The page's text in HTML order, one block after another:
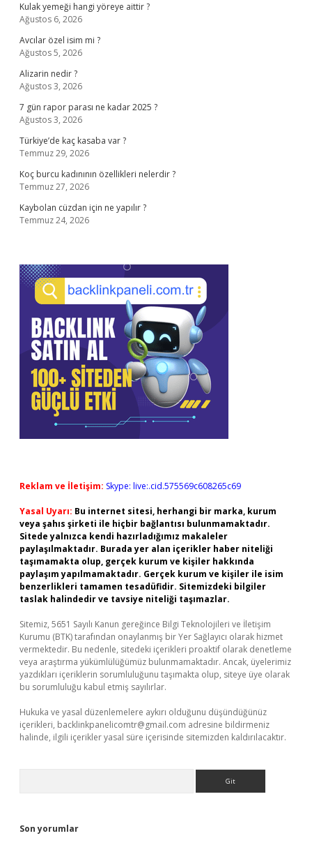
Kulak yemeği hangi yöreye aittir ?
Ağustos 6, 2026
Avcılar özel isim mi ?
Ağustos 5, 2026
Alizarin nedir ?
Ağustos 3, 2026
7 gün rapor parası ne kadar 2025 ?
Ağustos 3, 2026
Türkiye’de kaç kasaba var ?
Temmuz 29, 2026
Koç burcu kadınının özellikleri nelerdir ?
Temmuz 27, 2026
Kaybolan cüzdan için ne yapılır ?
Temmuz 24, 2026
Reklam ve İletişim: Skype: live:.cid.575569c608265c69
Yasal Uyarı: Bu internet sitesi, herhangi bir marka, kurum
veya şahıs şirketi ile hiçbir bağlantısı bulunmamaktadır.
Sitede yalnızca kendi hazırladığımız makaleler
paylaşılmaktadır. Burada yer alan içerikler haber niteliği
taşımamakta olup, gerçek kurum ve kişiler hakkında
paylaşım yapılmamaktadır. Gerçek kurum ve kişiler ile isim
benzerlikleri tamamen tesadüfidir. Sitemizdeki bilgiler
taslak halindedir ve tavsiye niteliği taşımazlar.
Sitemiz, 5651 Sayılı Kanun gereğince Bilgi Teknolojileri ve İletişim
Kurumu (BTK) tarafından onaylanmış bir Yer Sağlayıcı olarak hizmet
vermektedir. Bu nedenle, sitedeki içerikleri proaktif olarak denetleme
veya araştırma yükümlülüğümüz bulunmamaktadır. Ancak, üyelerimiz
yazdıkları içeriklerin sorumluluğunu taşımakta olup, siteye üye olarak
bu sorumluluğu kabul etmiş sayılırlar.
Hukuka ve yasal düzenlemelere aykırı olduğunu düşündüğünüz
içerikleri, backlinkpanelicomtr@gmail.com adresine bildirmeniz
halinde, ilgili içerikler yasal süre içerisinde sitemizden kaldırılacaktır.
Son yorumlar